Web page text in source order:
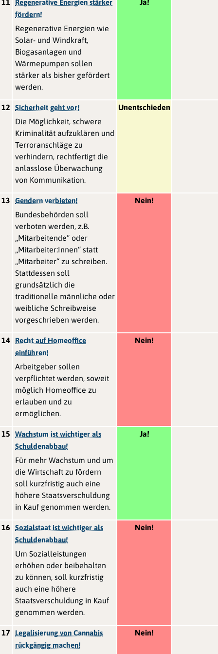
11
Regenerative Energien stärker
fördern!
Regenerative Energien wie
Solar- und Windkraft,
Biogasanlagen und
Wärmepumpen sollen
stärker als bisher gefördert
werden.
Ja!
12 Sicherheit geht vor!
Die Möglichkeit, schwere
Kriminalität aufzuklären und
Terroranschläge zu
verhindern, rechtfertigt die
anlasslose Überwachung
von Kommunikation.
Unentschieden
13 Gendern verbieten!
Bundesbehörden soll
verboten werden, z.B.
„Mitarbeitende“ oder
„Mitarbeiter:Innen“ statt
„Mitarbeiter“ zu schreiben.
Stattdessen soll
grundsätzlich die
traditionelle männliche oder
weibliche Schreibweise
vorgeschrieben werden.
Nein!
14
Recht auf Homeoffice
einführen!
Arbeitgeber sollen
verpflichtet werden, soweit
möglich Homeoffice zu
erlauben und zu
ermöglichen.
Nein!
15
Wachstum ist wichtiger als
Schuldenabbau!
Für mehr Wachstum und um
die Wirtschaft zu fördern
soll kurzfristig auch eine
höhere Staatsverschuldung
in Kauf genommen werden.
Ja!
16
Sozialstaat ist wichtiger als
Schuldenabbau!
Um Sozialleistungen
erhöhen oder beibehalten
zu können, soll kurzfristig
auch eine höhere
Staatsverschuldung in Kauf
genommen werden.
Nein!
17
Legalisierung von Cannabis
rückgängig machen!
Nein!